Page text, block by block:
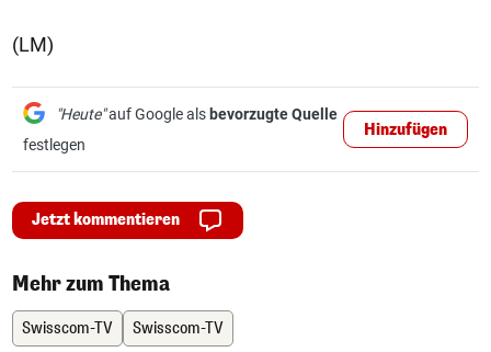
(LM)
"Heute"auf Google als bevorzugte Quelle
festlegen
Hinzufügen
Jetzt kommentieren
Mehr zum Thema
Swisscom-TV Swisscom-TV